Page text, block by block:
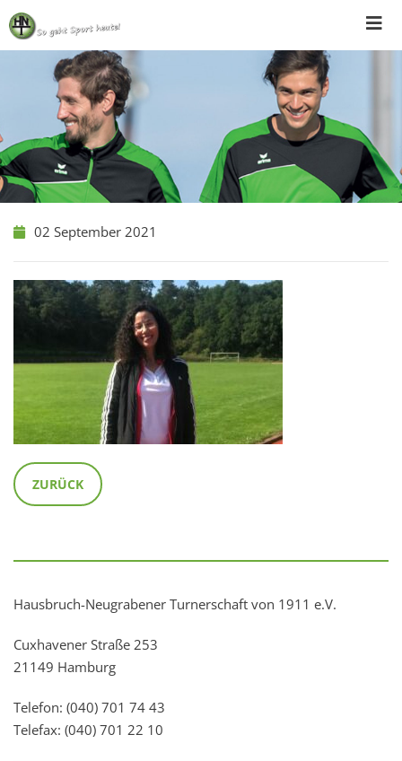
Skip
to
content
02 September 2021
ZURÜCK
Hausbruch-Neugrabener Turnerschaft von 1911 e.V.
Cuxhavener Straße 253
21149 Hamburg
Telefon: (040) 701 74 43
Telefax: (040) 701 22 10